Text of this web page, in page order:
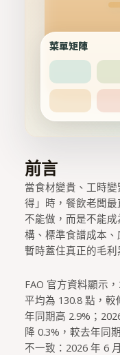
菜單矩陣
前言
當食材變貴、工時
得」時，餐飲老闆
不能做，而是不能
構、標準食譜成本
暫時蓋住真正的毛利
FAO 官方資料顯示
平均為 130.8 點，
年同期高 2.9%；
降 0.3%，較去年同
不一致：2026 年 6